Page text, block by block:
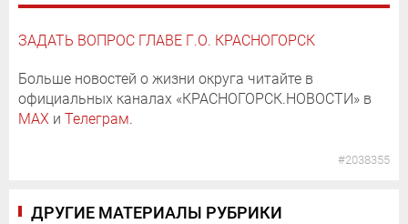
ЗАДАТЬ ВОПРОС ГЛАВЕ Г.О. КРАСНОГОРСК
Больше новостей о жизни округа читайте в
официальных каналах «КРАСНОГОРСК.НОВОСТИ» в
MAX и Телеграм.
#2038355
ДРУГИЕ МАТЕРИАЛЫ РУБРИКИ